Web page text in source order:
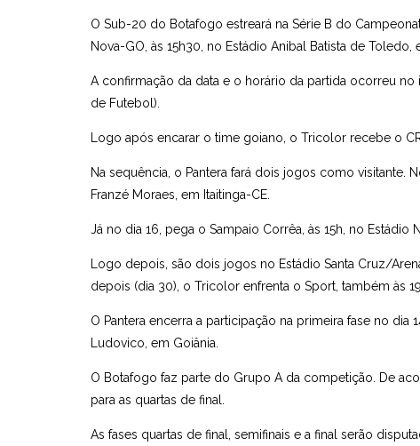
O Sub-20 do Botafogo estreará na Série B do
Nova-GO, às 15h30, no Estádio Anibal Batista de Toledo,
A confirmação da data e o horário da partida ocorreu no
de Futebol).
Logo após encarar o time goiano, o Tricolor recebe o
Na sequência, o Pantera fará dois jogos como visitante.
Franzé Moraes, em Itaitinga-CE.
Já no dia 16, pega o Sampaio Corrêa, às 15h, no Estádio
Logo depois, são dois jogos no Estádio Santa Cruz/
depois (dia 30), o Tricolor enfrenta o Sport, também às
O Pantera encerra a participação na primeira fase no dia
Ludovico, em Goiânia.
O Botafogo faz parte do Grupo A da competição. De
para as quartas de final.
As fases quartas de final, semifinais e a final serão